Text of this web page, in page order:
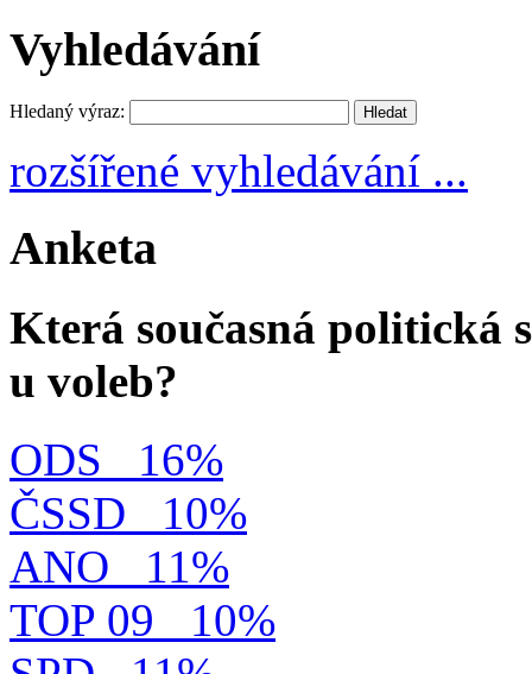
Vyhledávání
Hledaný výraz:
rozšířené vyhledávání ...
Anketa
Která současná politická
u voleb?
ODS
16%
ČSSD
10%
ANO
11%
TOP 09
10%